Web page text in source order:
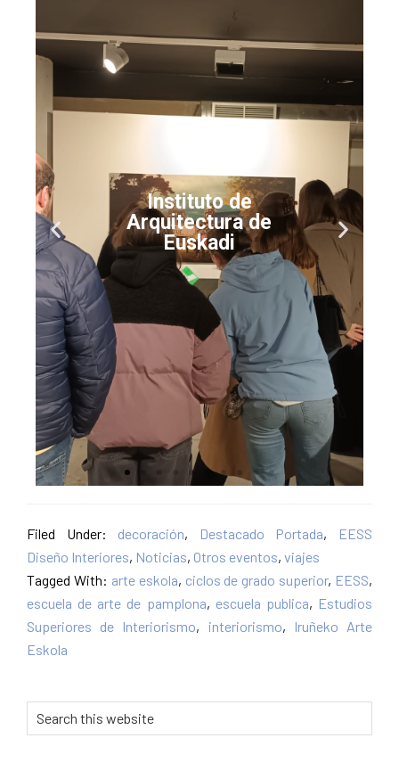
Museo de San
Telmo
Filed Under: decoración, Destacado Portada,
EESS
Diseño Interiores, Noticias, Otros eventos, viajes
Tagged With: arte eskola, ciclos de grado superior, EESS,
escuela de arte de pamplona, escuela publica, Estudios
Superiores de Interiorismo, interiorismo,
Iruñeko Arte
Eskola